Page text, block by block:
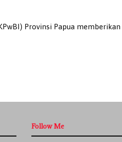
Provinsi Papua memberikan
Follow Me